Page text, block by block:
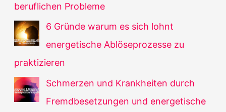
beruflichen Probleme
6 Gründe warum es sich lohnt
energetische Ablöseprozesse zu
praktizieren
Schmerzen und Krankheiten durch
Fremdbesetzungen und energetische